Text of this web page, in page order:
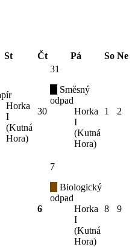
St Čt Pá So Ne
Horka
I
(Kutná
Hora)
30
31
Směsný
odpad
Horka
I
(Kutná
Hora)
1 2
6
7
Biologický
odpad
Horka
I
(Kutná
Hora)
8 9